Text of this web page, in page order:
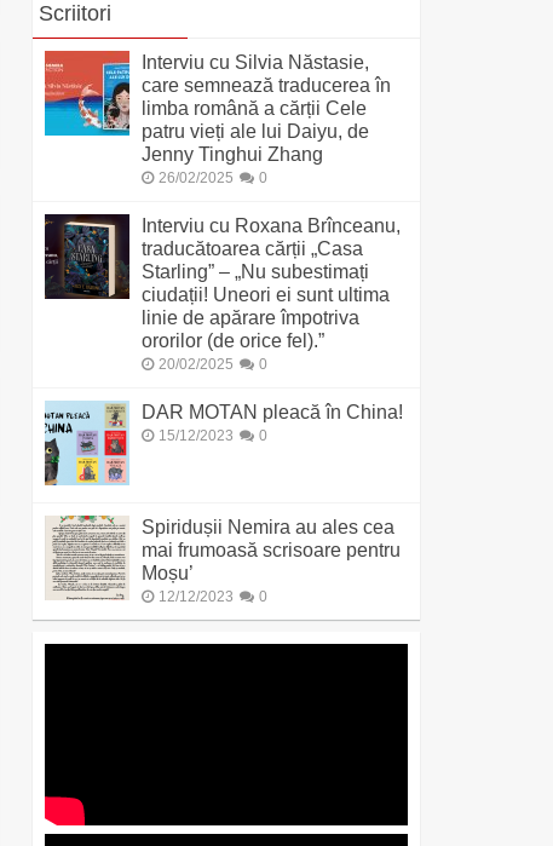
Scriitori
Interviu cu Silvia Năstasie,
care semnează traducerea în
limba română a cărții Cele
patru vieți ale lui Daiyu, de
Jenny Tinghui Zhang
26/02/2025 0
Interviu cu Roxana Brînceanu,
traducătoarea cărții „Casa
Starling” – „Nu subestimați
ciudații! Uneori ei sunt ultima
linie de apărare împotriva
ororilor (de orice fel).”
20/02/2025 0
DAR MOTAN pleacă în China!
15/12/2023 0
Spiridușii Nemira au ales cea
mai frumoasă scrisoare pentru
Moșu’
12/12/2023 0